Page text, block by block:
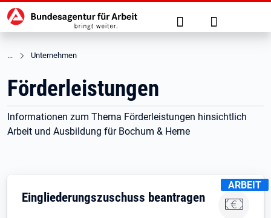
zu den Hauptinhalten springen
Hauptnavigation Suche Anmelden
Unternehmen
Förderleistungen
Informationen zum Thema Förderleistungen hinsichtlich
Arbeit und Ausbildung für Bochum & Herne
Eingliederungszuschuss beantragen
ARBEIT